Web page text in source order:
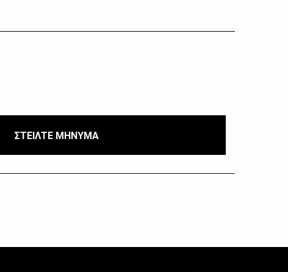
ΣΤΕΙΛΤΕ ΜΗΝΥΜΑ